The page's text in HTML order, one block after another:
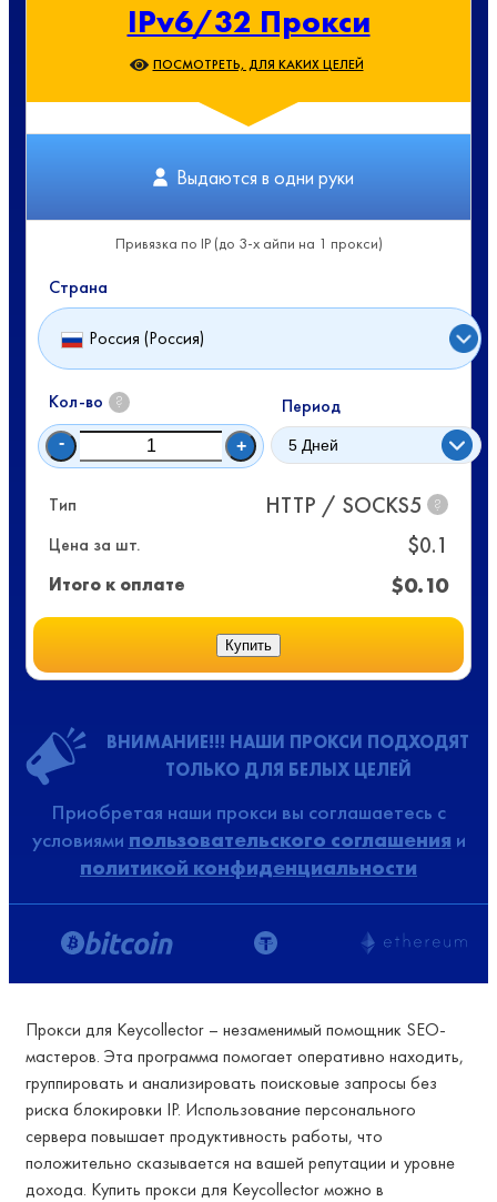
IPv6/32 Прокси
ПОСМОТРЕТЬ, ДЛЯ КАКИХ ЦЕЛЕЙ
Выдаются в одни руки
Привязка по IP (до 3-х айпи на 1 прокси)
Страна
Россия (Россия)
Кол-во ?
- +
Период
Тип HTTP / SOCKS5 ?
Цена за шт. $0.1
Итого к оплате $0.10
Купить
ВНИМАНИЕ!!! НАШИ ПРОКСИ ПОДХОДЯТ
ТОЛЬКО ДЛЯ БЕЛЫХ ЦЕЛЕЙ
Приобретая наши прокси вы соглашаетесь с
условиями пользовательского соглашения и
политикой конфиденциальности
Прокси для Keycollector – незаменимый помощник SEO-
мастеров. Эта программа помогает оперативно находить,
группировать и анализировать поисковые запросы без
риска блокировки IP. Использование персонального
сервера повышает продуктивность работы, что
положительно сказывается на вашей репутации и уровне
дохода. Купить прокси для Keycollector можно в